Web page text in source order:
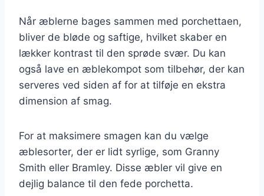
Når æblerne bages sammen med porchettaen,
bliver de bløde og saftige, hvilket skaber en
lækker kontrast til den sprøde svær. Du kan
også lave en æblekompot som tilbehør, der kan
serveres ved siden af for at tilføje en ekstra
dimension af smag.
For at maksimere smagen kan du vælge
æblesorter, der er lidt syrlige, som Granny
Smith eller Bramley. Disse æbler vil give en
dejlig balance til den fede porchetta.